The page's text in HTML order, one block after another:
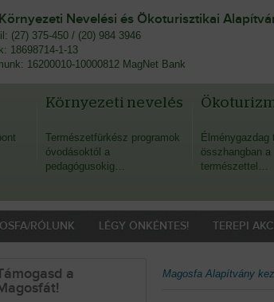
Nevelési és Ökoturisztikai
(27) 375-450 / (20) 984 3946
18698714-1-13
16200010-10000812 MagNet Bank
Környezeti nevelés
Természetfürkész programok
óvodásoktól a
pedagógusokig…
Élménygazdag
összhangban a
természettel…
RÓLUNK LÉGY ÖNKÉNTES! TEREPI
a
Magosfa Alapítvány